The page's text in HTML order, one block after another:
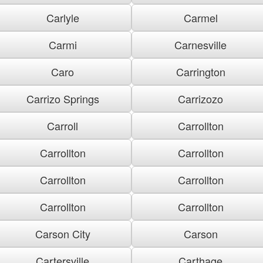
Carlyle
Carmel
Carmi
Carnesville
Caro
Carrington
Carrizo Springs
Carrizozo
Carroll
Carrollton
Carrollton
Carrollton
Carrollton
Carrollton
Carrollton
Carrollton
Carson City
Carson